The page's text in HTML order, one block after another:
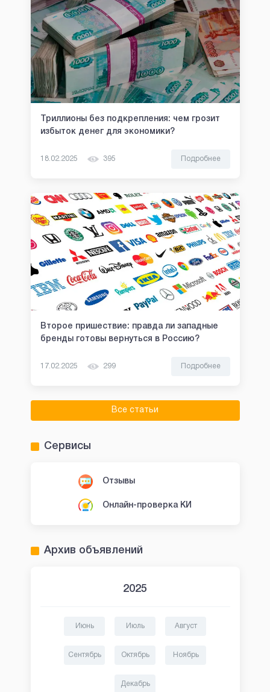
Триллионы без подкрепления: чем грозит
избыток денег для экономики?
18.02.2025 395 Подробнее
Второе пришествие: правда ли западные
бренды готовы вернуться в Россию?
17.02.2025 299 Подробнее
Все статьи
Сервисы
Отзывы
Онлайн-проверка КИ
Архив объявлений
2025
Июнь Июль Август
Сентябрь Октябрь Ноябрь
Декабрь